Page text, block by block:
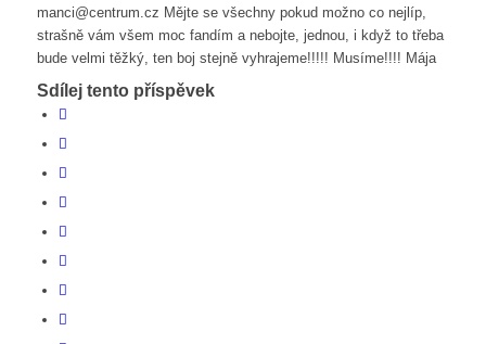
manci@centrum.cz Mějte se všechny pokud možno co nejlíp,
strašně vám všem moc fandím a nebojte, jednou, i když to třeba
bude velmi těžký, ten boj stejně vyhrajeme!!!!! Musíme!!!! Mája
Sdílej tento příspěvek